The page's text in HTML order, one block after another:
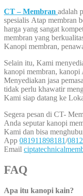
CT – Membran adalah
spesialis Atap membran
harga yang sangat
membran yang
Kanopi membran,
Selain itu, Kami
kanopi membran,
Menyediakan jasa
tidak perlu khawatir
Kami siap datang ke
Segera pesan di CT-
Anda seputar kanopi
Kami dan bisa
App 081911898181/
Email
FAQ
Apa itu kanopi kain?